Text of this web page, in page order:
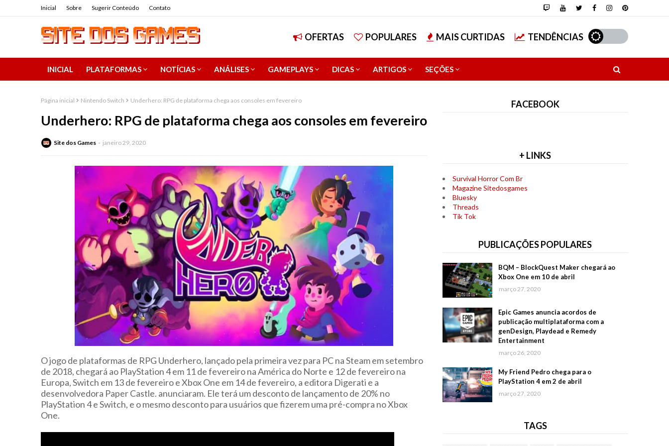
Inicial Sobre Sugerir Conteúdo Contato
OFERTAS POPULARES MAIS CURTIDAS TENDÊNCIAS
INICIAL PLATAFORMAS NOTÍCIAS ANÁLISES GAMEPLAYS DICAS ARTIGOS SEÇÕES
Página inicial Nintendo Switch Underhero: RPG de plataforma chega aos consoles em fevereiro
Underhero: RPG de plataforma chega aos consoles em fevereiro
Site dos Games janeiro 29, 2020
O jogo de plataformas de RPG Underhero, lançado pela primeira vez para PC na Steam em setembro
de 2018, chegará ao PlayStation 4 em 11 de fevereiro na América do Norte e 12 de fevereiro na
Europa, Switch em 13 de fevereiro e Xbox One em 14 de fevereiro, a editora Digerati e a
desenvolvedora Paper Castle. anunciaram. Ele terá um desconto de lançamento de 20% no
PlayStation 4 e Switch, e o mesmo desconto para usuários que fizerem uma pré-compra no Xbox
One.
FACEBOOK
+ LINKS
Survival Horror Com Br
Magazine Sitedosgames
Bluesky
Threads
Tik Tok
PUBLICAÇÕES POPULARES
BQM – BlockQuest Maker chegará ao
Xbox One em 10 de abril
março 27, 2020
Epic Games anuncia acordos de
publicação multiplataforma com a
genDesign, Playdead e Remedy
Entertainment
março 26, 2020
My Friend Pedro chega para o
PlayStation 4 em 2 de abril
março 27, 2020
TAGS